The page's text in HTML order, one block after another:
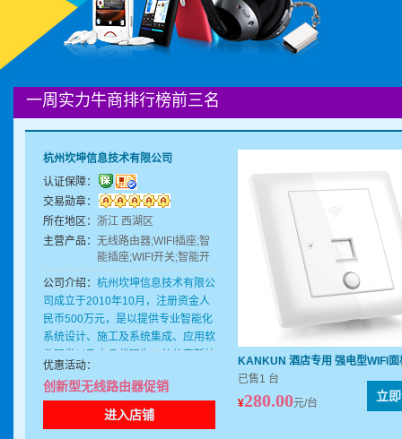
一周实力牛商排行榜前三名
杭州坎坤信息技术有限公司
认证保障：
交易勋章：
所在地区： 浙江 西湖区
主营产品： 无线路由器;WIFI插座;智
能插座;WIFI开关;智能开
关
公司介绍： 杭州坎坤信息技术有限公
司成立于2010年10月，注册资金人
民币500万元，是以提供专业智能化
系统设计、施工及系统集成、应用软
件研发以及产品代理为一体的高新技
术企业以专业的智能化系统设计、施
工、系统集成能力和高效的项目管理
能力作为企业核心价值目标，杭州坎
坤信息技术有限公司通过为客户提供
优惠活动：
创新型无线路由器促销
进入店铺
KANKUN 酒店专用 强电型WIFI
已售1 台
¥280.00元/台 立